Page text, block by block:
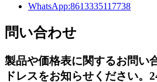
WhatsApp:8613335117738
問い合わせ
製品や価格表に関するお問い
ドレスをお知らせください。